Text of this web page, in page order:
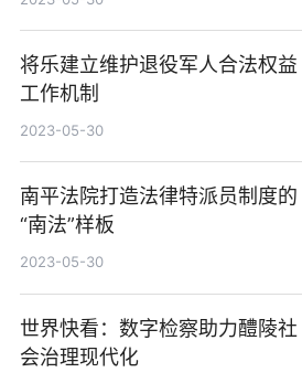
将乐建立维护退役军人合法权益
工作机制
2023-05-30
南平法院打造法律特派员制度的
“南法”样板
2023-05-30
世界快看：数字检察助力醴陵社
会治理现代化